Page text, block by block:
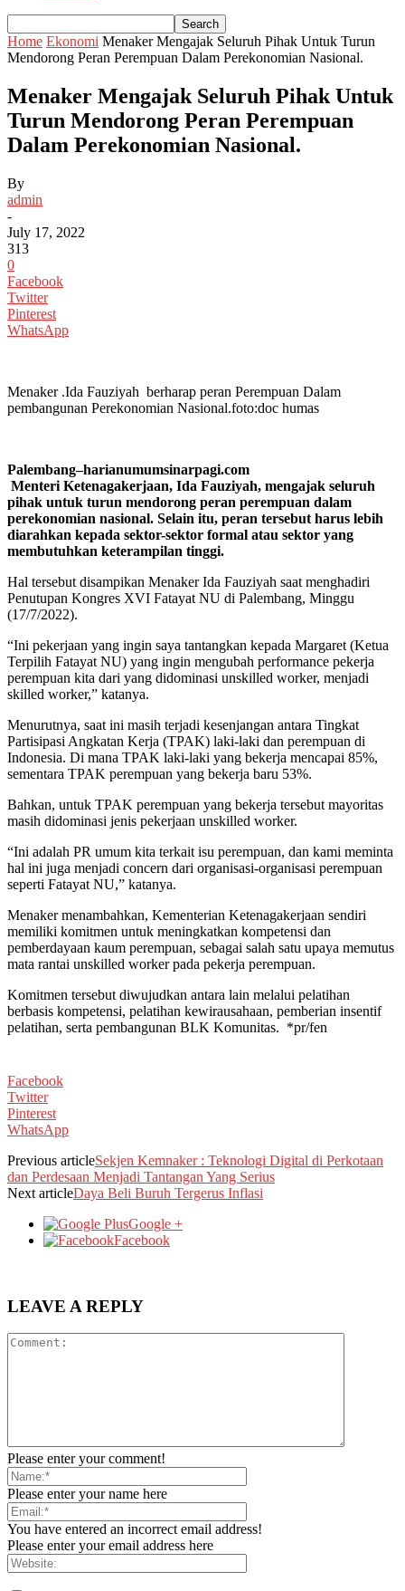
Home Ekonomi Menaker Mengajak Seluruh Pihak Untuk Turun
Mendorong Peran Perempuan Dalam Perekonomian Nasional.
Menaker Mengajak Seluruh Pihak Untuk
Turun Mendorong Peran Perempuan
Dalam Perekonomian Nasional.
By
admin
-
July 17, 2022
313
0
Facebook
Twitter
Pinterest
WhatsApp
Menaker .Ida Fauziyah berharap peran Perempuan Dalam
pembangunan Perekonomian Nasional.foto:doc humas
Palembang–harianumumsinarpagi.com
Menteri Ketenagakerjaan, Ida Fauziyah, mengajak seluruh
pihak untuk turun mendorong peran perempuan dalam
perekonomian nasional. Selain itu, peran tersebut harus lebih
diarahkan kepada sektor-sektor formal atau sektor yang
membutuhkan keterampilan tinggi.
Hal tersebut disampikan Menaker Ida Fauziyah saat menghadiri
Penutupan Kongres XVI Fatayat NU di Palembang, Minggu
(17/7/2022).
“Ini pekerjaan yang ingin saya tantangkan kepada Margaret (Ketua
Terpilih Fatayat NU) yang ingin mengubah performance pekerja
perempuan kita dari yang didominasi unskilled worker, menjadi
skilled worker,” katanya.
Menurutnya, saat ini masih terjadi kesenjangan antara Tingkat
Partisipasi Angkatan Kerja (TPAK) laki-laki dan perempuan di
Indonesia. Di mana TPAK laki-laki yang bekerja mencapai 85%,
sementara TPAK perempuan yang bekerja baru 53%.
Bahkan, untuk TPAK perempuan yang bekerja tersebut mayoritas
masih didominasi jenis pekerjaan unskilled worker.
“Ini adalah PR umum kita terkait isu perempuan, dan kami meminta
hal ini juga menjadi concern dari organisasi-organisasi perempuan
seperti Fatayat NU,” katanya.
Menaker menambahkan, Kementerian Ketenagakerjaan sendiri
memiliki komitmen untuk meningkatkan kompetensi dan
pemberdayaan kaum perempuan, sebagai salah satu upaya memutus
mata rantai unskilled worker pada pekerja perempuan.
Komitmen tersebut diwujudkan antara lain melalui pelatihan
berbasis kompetensi, pelatihan kewirausahaan, pemberian insentif
pelatihan, serta pembangunan BLK Komunitas. *pr/fen
Facebook
Twitter
Pinterest
WhatsApp
Previous articleSekjen Kemnaker : Teknologi Digital di Perkotaan
dan Perdesaan Menjadi Tantangan Yang Serius
Next articleDaya Beli Buruh Tergerus Inflasi
Google +
Facebook
LEAVE A REPLY
Please enter your comment!
Please enter your name here
You have entered an incorrect email address!
Please enter your email address here